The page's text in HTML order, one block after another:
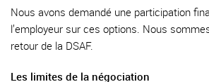
Nous avons demandé une participation
l’employeur sur ces options. Nous
retour de la DSAF.
Les limites de la négociation